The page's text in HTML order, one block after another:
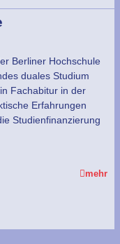
Berliner Hochschule
duales Studium
Fachabitur in der
Erfahrungen
Studienfinanzierung
mehr